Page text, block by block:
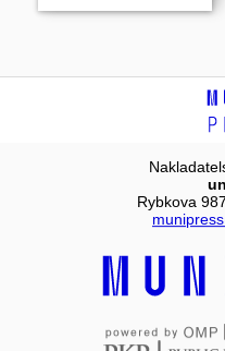
Rybkova